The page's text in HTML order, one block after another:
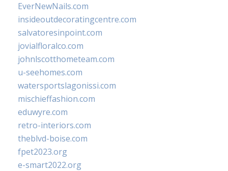
EverNewNails.com
insideoutdecoratingcentre.com
salvatoresinpoint.com
jovialfloralco.com
johnlscotthometeam.com
u-seehomes.com
watersportslagonissi.com
mischieffashion.com
eduwyre.com
retro-interiors.com
theblvd-boise.com
fpet2023.org
e-smart2022.org